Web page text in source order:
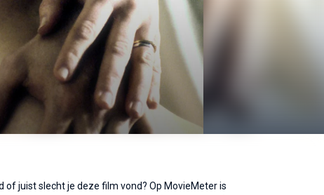
juist slecht je deze film vond? Op MovieMeter is